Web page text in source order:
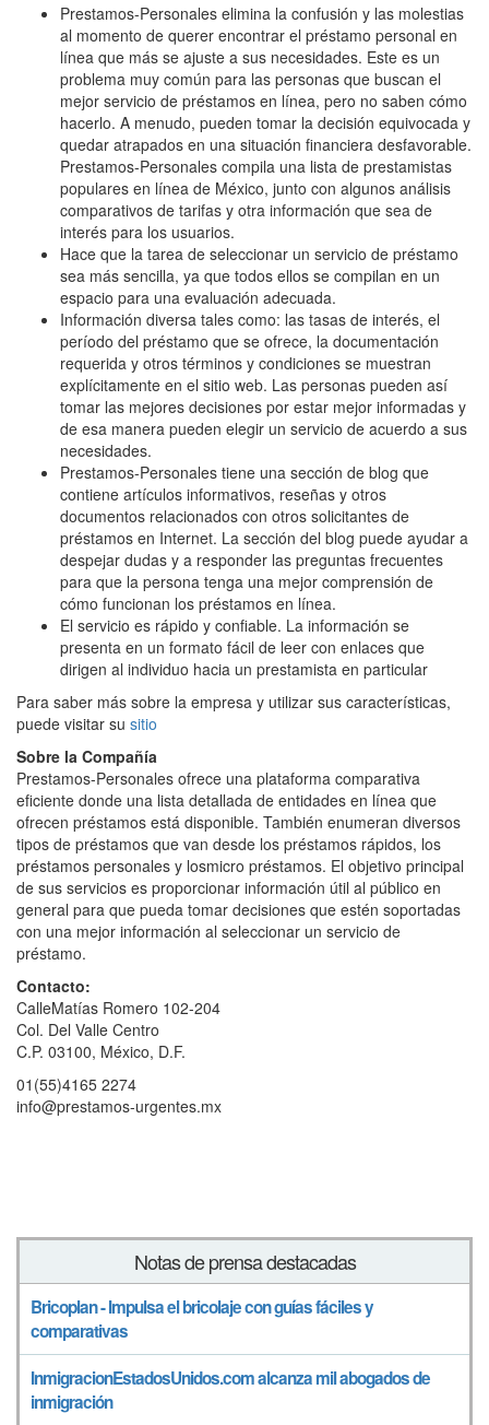
Prestamos-Personales elimina la confusión y las molestias
al momento de querer encontrar el préstamo personal en
línea que más se ajuste a sus necesidades. Este es un
problema muy común para las personas que buscan el
mejor servicio de préstamos en línea, pero no saben cómo
hacerlo. A menudo, pueden tomar la decisión equivocada y
quedar atrapados en una situación financiera desfavorable.
Prestamos-Personales compila una lista de prestamistas
populares en línea de México, junto con algunos análisis
comparativos de tarifas y otra información que sea de
interés para los usuarios.
Hace que la tarea de seleccionar un servicio de préstamo
sea más sencilla, ya que todos ellos se compilan en un
espacio para una evaluación adecuada.
Información diversa tales como: las tasas de interés, el
período del préstamo que se ofrece, la documentación
requerida y otros términos y condiciones se muestran
explícitamente en el sitio web. Las personas pueden así
tomar las mejores decisiones por estar mejor informadas y
de esa manera pueden elegir un servicio de acuerdo a sus
necesidades.
Prestamos-Personales tiene una sección de blog que
contiene artículos informativos, reseñas y otros
documentos relacionados con otros solicitantes de
préstamos en Internet. La sección del blog puede ayudar a
despejar dudas y a responder las preguntas frecuentes
para que la persona tenga una mejor comprensión de
cómo funcionan los préstamos en línea.
El servicio es rápido y confiable. La información se
presenta en un formato fácil de leer con enlaces que
dirigen al individuo hacia un prestamista en particular
Para saber más sobre la empresa y utilizar sus características,
puede visitar su sitio
Sobre la Compañía
Prestamos-Personales ofrece una plataforma comparativa
eficiente donde una lista detallada de entidades en línea que
ofrecen préstamos está disponible. También enumeran diversos
tipos de préstamos que van desde los préstamos rápidos, los
préstamos personales y losmicro préstamos. El objetivo principal
de sus servicios es proporcionar información útil al público en
general para que pueda tomar decisiones que estén soportadas
con una mejor información al seleccionar un servicio de
préstamo.
Contacto:
CalleMatías Romero 102-204
Col. Del Valle Centro
C.P. 03100, México, D.F.
01(55)4165 2274
info@prestamos-urgentes.mx
Notas de prensa destacadas
Bricoplan - Impulsa el bricolaje con guías fáciles y
comparativas
InmigracionEstadosUnidos.com alcanza mil abogados de
inmigración